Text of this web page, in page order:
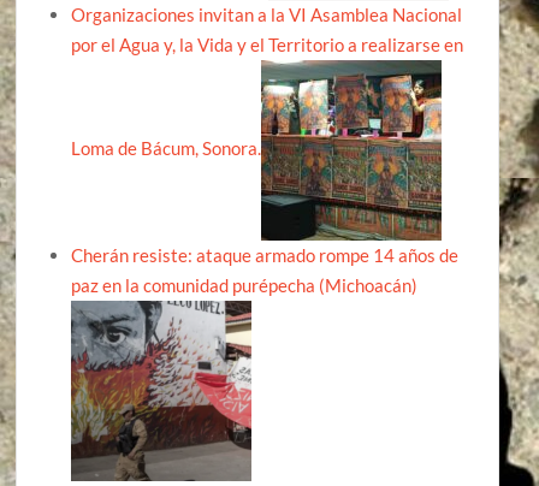
Organizaciones invitan a la VI Asamblea Nacional
por el Agua y, la Vida y el Territorio a realizarse en
Loma de Bácum, Sonora.
Cherán resiste: ataque armado rompe 14 años de
paz en la comunidad purépecha (Michoacán)